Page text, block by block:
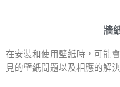
牆
在安裝和使用壁紙時，可能
見的壁紙問題以及相應的解決